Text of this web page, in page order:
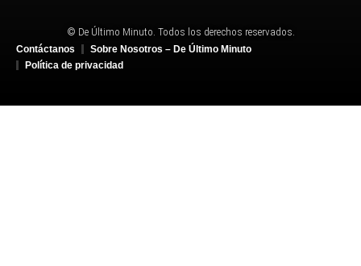
© De Último Minuto. Todos los derechos reservados.
Contáctanos
Sobre Nosotros – De Último Minuto
Política de privacidad